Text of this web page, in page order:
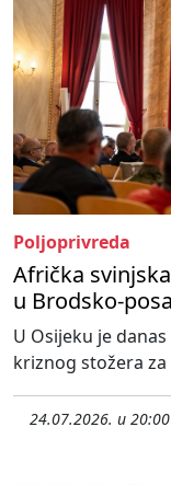
Poljoprivreda
Afrička
u Brodsko-
U Osijeku je
kriznog stožera
24.07.2026. u 20:00